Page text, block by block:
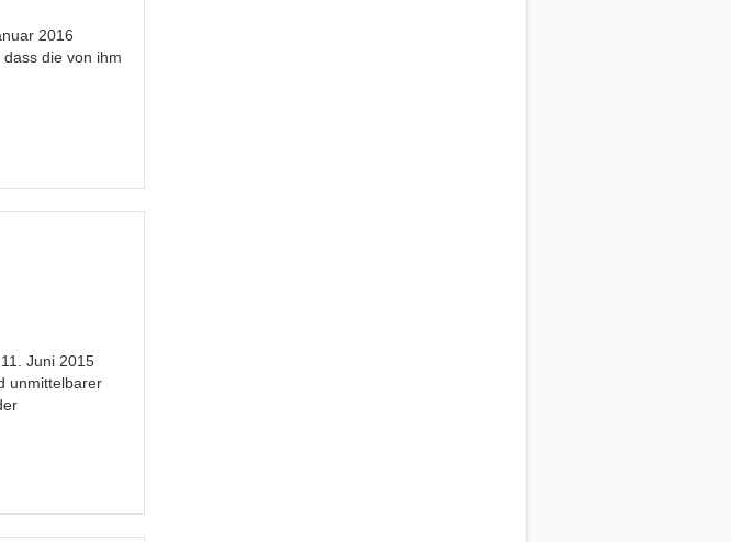
2016
die von ihm
Juni 2015
unmittelbarer